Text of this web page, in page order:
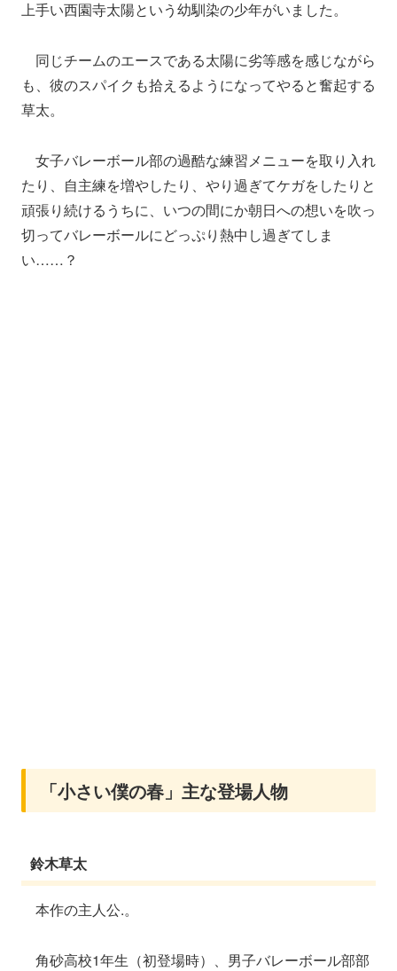
上手い西園寺太陽という幼馴染の少年がいました。
同じチームのエースである太陽に劣等感を感じながら
も、彼のスパイクも拾えるようになってやると奮起する
草太。
女子バレーボール部の過酷な練習メニューを取り入れ
たり、自主練を増やしたり、やり過ぎてケガをしたりと
頑張り続けるうちに、いつの間にか朝日への想いを吹っ
切ってバレーボールにどっぷり熱中し過ぎてしま
い……？
「小さい僕の春」主な登場人物
鈴木草太
本作の主人公.。
角砂高校1年生（初登場時）、男子バレーボール部部